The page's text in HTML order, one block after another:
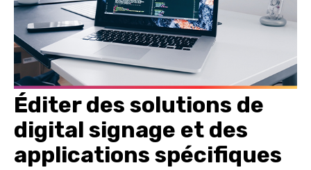
Éditer des solutions de
digital signage et des
applications spécifiques